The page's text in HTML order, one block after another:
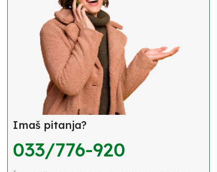
Imaš pitanja?
033/776-920